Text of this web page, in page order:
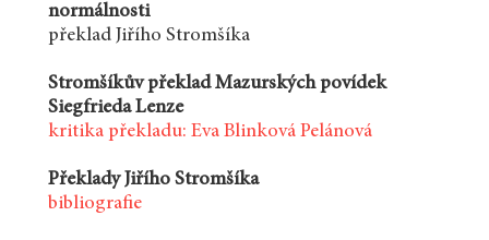
normálnosti
překlad Jiřího Stromšíka
Stromšíkův překlad Mazurských povídek
Siegfrieda Lenze
kritika překladu: Eva Blinková Pelánová
Překlady Jiřího Stromšíka
bibliografie